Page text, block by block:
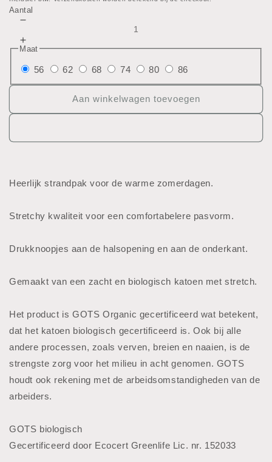
Aantal
verlagen
voor
Kort
Kruipppakje
Aantal
voor
Kort
Kruipppakje
Maat
56 62 68 74 80 86
Aan winkelwagen toevoegen
Heerlijk strandpak voor de warme zomerdagen.
Stretchy kwaliteit voor een comfortabelere pasvorm.
Drukknoopjes aan de halsopening en aan de onderkant.
Gemaakt van een zacht en biologisch katoen met stretch.
Het product is GOTS Organic gecertificeerd wat betekent,
dat het katoen biologisch gecertificeerd is. Ook bij alle
andere processen, zoals verven, breien en naaien, is de
strengste zorg voor het milieu in acht genomen. GOTS
houdt ook rekening met de arbeidsomstandigheden van de
arbeiders.
GOTS biologisch
Gecertificeerd door Ecocert Greenlife Lic. nr. 152033